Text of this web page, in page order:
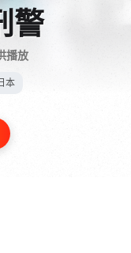
警
播放
本